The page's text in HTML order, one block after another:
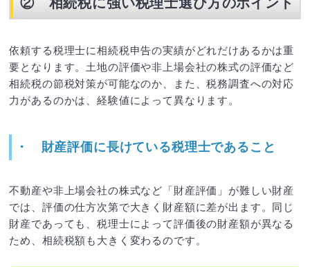
依頼する税理士に相続税申告の実績がどれだけあるかは重
要となります。土地の評価や非上場会社の株式の評価など
相続税の節税対策が可能なのか、また、税務調査への対応
力があるのかは、経験値によって異なります。
・ 財産評価に長けている税理士であること
不動産や非上場会社の株式など「財産評価」が難しい財産
では、評価の仕方次第で大きく財産額に差が出ます。同じ
財産であっても、税理士によって評価後の財産額が異なる
ため、相続税額も大きく変わるのです。